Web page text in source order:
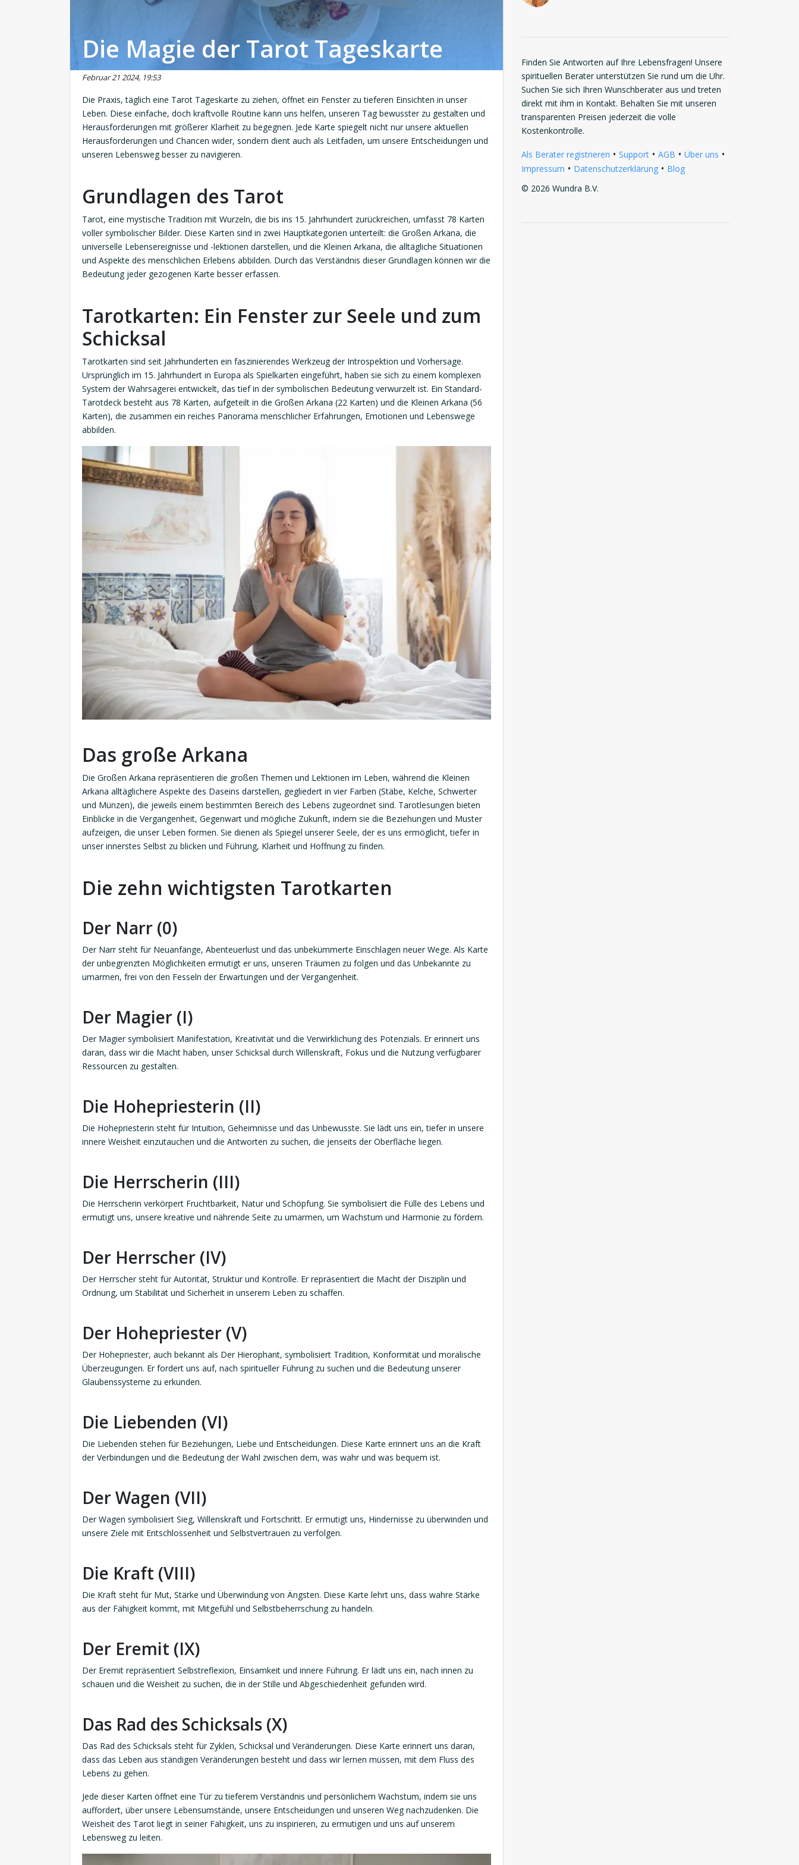
Die Magie der Tarot Tageskarte
Februar 21 2024, 19:53
Die Praxis, täglich eine Tarot Tageskarte zu ziehen, öffnet ein Fenster zu tieferen Einsichten in unser
Leben. Diese einfache, doch kraftvolle Routine kann uns helfen, unseren Tag bewusster zu gestalten und
Herausforderungen mit größerer Klarheit zu begegnen. Jede Karte spiegelt nicht nur unsere aktuellen
Herausforderungen und Chancen wider, sondern dient auch als Leitfaden, um unsere Entscheidungen und
unseren Lebensweg besser zu navigieren.
Grundlagen des Tarot
Tarot, eine mystische Tradition mit Wurzeln, die bis ins 15. Jahrhundert zurückreichen, umfasst 78 Karten
voller symbolischer Bilder. Diese Karten sind in zwei Hauptkategorien unterteilt: die Großen Arkana, die
universelle Lebensereignisse und -lektionen darstellen, und die Kleinen Arkana, die alltägliche Situationen
und Aspekte des menschlichen Erlebens abbilden. Durch das Verständnis dieser Grundlagen können wir die
Bedeutung jeder gezogenen Karte besser erfassen.
Tarotkarten: Ein Fenster zur Seele und zum
Schicksal
Tarotkarten sind seit Jahrhunderten ein faszinierendes Werkzeug der Introspektion und Vorhersage.
Ursprünglich im 15. Jahrhundert in Europa als Spielkarten eingeführt, haben sie sich zu einem komplexen
System der Wahrsagerei entwickelt, das tief in der symbolischen Bedeutung verwurzelt ist. Ein Standard-
Tarotdeck besteht aus 78 Karten, aufgeteilt in die Großen Arkana (22 Karten) und die Kleinen Arkana (56
Karten), die zusammen ein reiches Panorama menschlicher Erfahrungen, Emotionen und Lebenswege
abbilden.
Das große Arkana
Die Großen Arkana repräsentieren die großen Themen und Lektionen im Leben, während die Kleinen
Arkana alltäglichere Aspekte des Daseins darstellen, gegliedert in vier Farben (Stäbe, Kelche, Schwerter
und Münzen), die jeweils einem bestimmten Bereich des Lebens zugeordnet sind. Tarotlesungen bieten
Einblicke in die Vergangenheit, Gegenwart und mögliche Zukunft, indem sie die Beziehungen und Muster
aufzeigen, die unser Leben formen. Sie dienen als Spiegel unserer Seele, der es uns ermöglicht, tiefer in
unser innerstes Selbst zu blicken und Führung, Klarheit und Hoffnung zu finden.
Die zehn wichtigsten Tarotkarten
Der Narr (0)
Der Narr steht für Neuanfänge, Abenteuerlust und das unbekümmerte Einschlagen neuer Wege. Als Karte
der unbegrenzten Möglichkeiten ermutigt er uns, unseren Träumen zu folgen und das Unbekannte zu
umarmen, frei von den Fesseln der Erwartungen und der Vergangenheit.
Der Magier (I)
Der Magier symbolisiert Manifestation, Kreativität und die Verwirklichung des Potenzials. Er erinnert uns
daran, dass wir die Macht haben, unser Schicksal durch Willenskraft, Fokus und die Nutzung verfügbarer
Ressourcen zu gestalten.
Die Hohepriesterin (II)
Die Hohepriesterin steht für Intuition, Geheimnisse und das Unbewusste. Sie lädt uns ein, tiefer in unsere
innere Weisheit einzutauchen und die Antworten zu suchen, die jenseits der Oberfläche liegen.
Die Herrscherin (III)
Die Herrscherin verkörpert Fruchtbarkeit, Natur und Schöpfung. Sie symbolisiert die Fülle des Lebens und
ermutigt uns, unsere kreative und nährende Seite zu umarmen, um Wachstum und Harmonie zu fördern.
Der Herrscher (IV)
Der Herrscher steht für Autorität, Struktur und Kontrolle. Er repräsentiert die Macht der Disziplin und
Ordnung, um Stabilität und Sicherheit in unserem Leben zu schaffen.
Der Hohepriester (V)
Der Hohepriester, auch bekannt als Der Hierophant, symbolisiert Tradition, Konformität und moralische
Überzeugungen. Er fordert uns auf, nach spiritueller Führung zu suchen und die Bedeutung unserer
Glaubenssysteme zu erkunden.
Die Liebenden (VI)
Die Liebenden stehen für Beziehungen, Liebe und Entscheidungen. Diese Karte erinnert uns an die Kraft
der Verbindungen und die Bedeutung der Wahl zwischen dem, was wahr und was bequem ist.
Der Wagen (VII)
Der Wagen symbolisiert Sieg, Willenskraft und Fortschritt. Er ermutigt uns, Hindernisse zu überwinden und
unsere Ziele mit Entschlossenheit und Selbstvertrauen zu verfolgen.
Die Kraft (VIII)
Die Kraft steht für Mut, Stärke und Überwindung von Ängsten. Diese Karte lehrt uns, dass wahre Stärke
aus der Fähigkeit kommt, mit Mitgefühl und Selbstbeherrschung zu handeln.
Der Eremit (IX)
Der Eremit repräsentiert Selbstreflexion, Einsamkeit und innere Führung. Er lädt uns ein, nach innen zu
schauen und die Weisheit zu suchen, die in der Stille und Abgeschiedenheit gefunden wird.
Das Rad des Schicksals (X)
Das Rad des Schicksals steht für Zyklen, Schicksal und Veränderungen. Diese Karte erinnert uns daran,
dass das Leben aus ständigen Veränderungen besteht und dass wir lernen müssen, mit dem Fluss des
Lebens zu gehen.
Jede dieser Karten öffnet eine Tür zu tieferem Verständnis und persönlichem Wachstum, indem sie uns
auffordert, über unsere Lebensumstände, unsere Entscheidungen und unseren Weg nachzudenken. Die
Weisheit des Tarot liegt in seiner Fähigkeit, uns zu inspirieren, zu ermutigen und uns auf unserem
Lebensweg zu leiten.
Finden Sie Antworten auf Ihre Lebensfragen! Unsere
spirituellen Berater unterstützen Sie rund um die Uhr.
Suchen Sie sich Ihren Wunschberater aus und treten
direkt mit ihm in Kontakt. Behalten Sie mit unseren
transparenten Preisen jederzeit die volle
Kostenkontrolle.
Als Berater registrieren • Support • AGB • Über uns •
Impressum • Datenschutzerklärung • Blog
© 2026 Wundra B.V.